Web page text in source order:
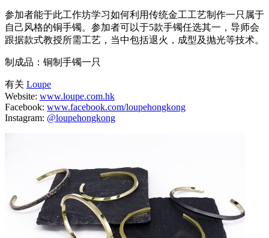
参加者能于此工作坊学习如何利用传统金工工艺制作一只属于
自己风格的铜手镯。参加者可以于5款手镯任选其一，导师会
跟据款式教授所需工艺，当中包括退火，成型及抛光等技术。
制成品：铜制手镯一只
有关 Loupe
Website: www.loupe.com.hk
Facebook: www.facebook.com/loupehongkong
Instagram: @loupehongkong